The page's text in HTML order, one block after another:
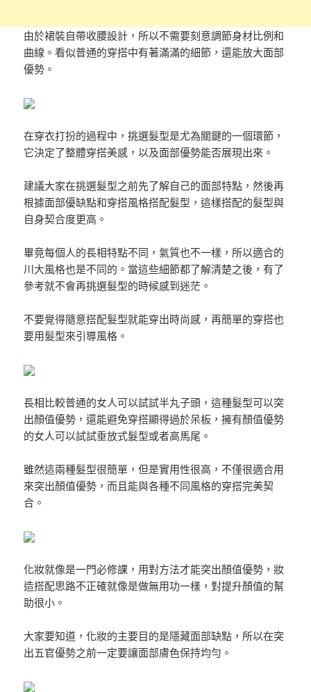
由於裙裝自帶收腰設計，所以不需要刻意調節身材比例和
曲線。看似普通的穿搭中有著滿滿的細節，還能放大面部
優勢。
在穿衣打扮的過程中，挑選髮型是尤為關鍵的一個環節，
它決定了整體穿搭美感，以及面部優勢能否展現出來。
建議大家在挑選髮型之前先了解自己的面部特點，然後再
根據面部優缺點和穿搭風格搭配髮型，這樣搭配的髮型與
自身契合度更高。
畢竟每個人的長相特點不同，氣質也不一樣，所以適合的
川大風格也是不同的。當這些細節都了解清楚之後，有了
參考就不會再挑選髮型的時候感到迷茫。
不要覺得隨意搭配髮型就能穿出時尚感，再簡單的穿搭也
要用髮型來引導風格。
長相比較普通的女人可以試試半丸子頭，這種髮型可以突
出顏值優勢，還能避免穿搭顯得過於呆板，擁有顏值優勢
的女人可以試試垂放式髮型或者高馬尾。
雖然這兩種髮型很簡單，但是實用性很高，不僅很適合用
來突出顏值優勢，而且能與各種不同風格的穿搭完美契
合。
化妝就像是一門必修課，用對方法才能突出顏值優勢，妝
造搭配思路不正確就像是做無用功一樣，對提升顏值的幫
助很小。
大家要知道，化妝的主要目的是隱藏面部缺點，所以在突
出五官優勢之前一定要讓面部膚色保持均勻。